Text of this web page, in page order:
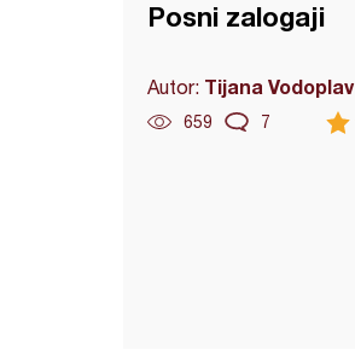
Posni zalogaji
Autor: Tijana Vodoplav
659 7